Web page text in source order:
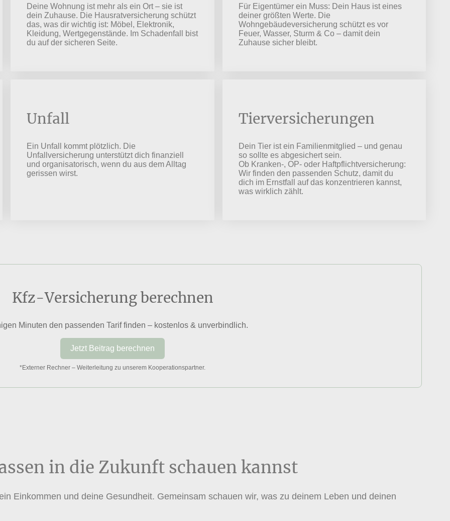
Deine Wohnung ist mehr als ein Ort – sie ist
dein Zuhause. Die Hausratversicherung schützt
das, was dir wichtig ist: Möbel, Elektronik,
Kleidung, Wertgegenstände. Im Schadenfall bist
du auf der sicheren Seite.
Für Eigentümer ein Muss: Dein Haus ist eines
deiner größten Werte. Die
Wohngebäudeversicherung schützt es vor
Feuer, Wasser, Sturm & Co – damit dein
Zuhause sicher bleibt.
Unfall
Ein Unfall kommt plötzlich. Die
Unfallversicherung unterstützt dich finanziell
und organisatorisch, wenn du aus dem Alltag
gerissen wirst.
Tierversicherungen
Dein Tier ist ein Familienmitglied – und genau
so sollte es abgesichert sein.
Ob Kranken-, OP- oder Haftpflichtversicherung:
Wir finden den passenden Schutz, damit du
dich im Ernstfall auf das konzentrieren kannst,
was wirklich zählt.
Kfz-Versicherung berechnen
Minuten den passenden Tarif finden – kostenlos & unverbindlich.
Jetzt Beitrag berechnen
*Externer Rechner – Weiterleitung zu unserem Kooperationspartner.
in die Zukunft schauen kannst
Einkommen und deine Gesundheit. Gemeinsam schauen wir, was zu deinem Leben und deinen